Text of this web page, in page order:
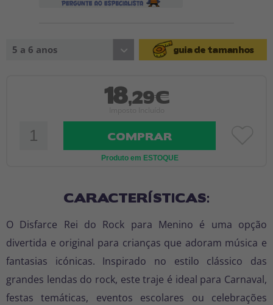
5 a 6 anos guia de tamanhos
18,29€
COMPRAR
Produto em ESTOQUE
CARACTERÍSTICAS:
O Disfarce Rei do Rock para Menino é uma opção
divertida e original para crianças que adoram música e
fantasias icónicas. Inspirado no estilo clássico das
grandes lendas do rock, este traje é ideal para Carnaval,
festas temáticas, eventos escolares ou celebrações